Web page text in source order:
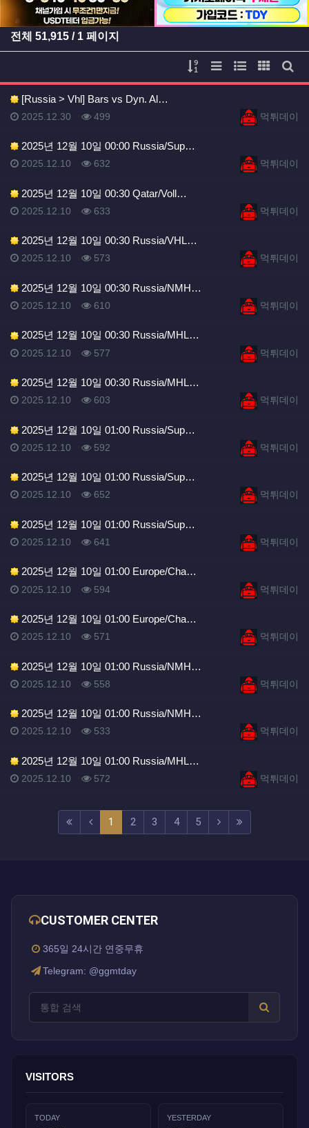
등록일 등록일
전체 51,915 / 1 페이지
게시물 정렬
리스트 스타일
웹진 스타일
갤러리
게
[Russia > Vhl] Bars vs Dyn. Al…
등록자먹튀데이
등록일
2025.12.30 조회
499
2025년 12월 10일 00:00 Russia/Sup…
등록자먹튀데이
등록일
2025.12.10 조회
632
2025년 12월 10일 00:30 Qatar/Voll…
등록자먹튀데이
등록일
2025.12.10 조회
633
2025년 12월 10일 00:30 Russia/VHL…
등록자먹튀데이
등록일
2025.12.10 조회
573
2025년 12월 10일 00:30 Russia/NMH…
등록자먹튀데이
등록일
2025.12.10 조회
610
2025년 12월 10일 00:30 Russia/MHL…
등록자먹튀데이
등록일
2025.12.10 조회
577
2025년 12월 10일 00:30 Russia/MHL…
등록자먹튀데이
등록일
2025.12.10 조회
603
2025년 12월 10일 01:00 Russia/Sup…
등록자먹튀데이
등록일
2025.12.10 조회
592
2025년 12월 10일 01:00 Russia/Sup…
등록자먹튀데이
등록일
2025.12.10 조회
652
2025년 12월 10일 01:00 Russia/Sup…
등록자먹튀데이
등록일
2025.12.10 조회
641
2025년 12월 10일 01:00 Europe/Cha…
등록자먹튀데이
등록일
2025.12.10 조회
594
2025년 12월 10일 01:00 Europe/Cha…
등록자먹튀데이
등록일
2025.12.10 조회
571
2025년 12월 10일 01:00 Russia/NMH…
등록자먹튀데이
등록일
2025.12.10 조회
558
2025년 12월 10일 01:00 Russia/NMH…
등록자먹튀데이
등록일
2025.12.10 조회
533
2025년 12월 10일 01:00 Russia/MHL…
등록자먹튀데이
등록일
2025.12.10 조회
572
1 (current)
2 3 4 5 (next)
CUSTOMER CENTER
365일 24시간 연중무휴
Telegram: @ggmtday
VISITORS
TODAY YESTERDAY